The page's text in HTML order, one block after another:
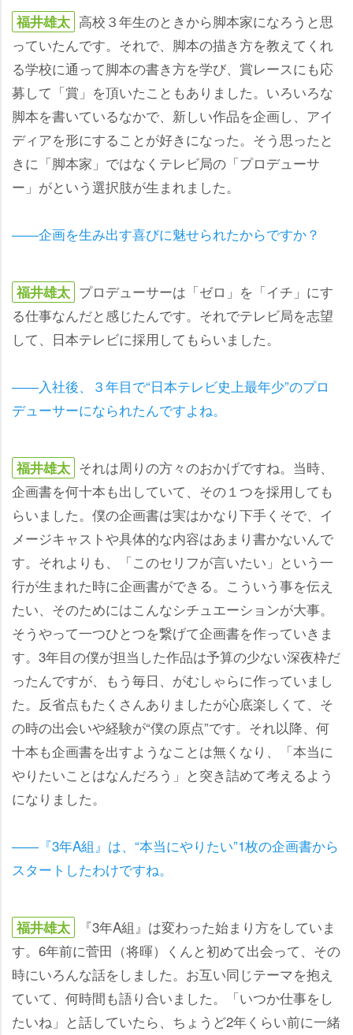
福井雄太 高校３年生のときから脚本家になろうと思
っていたんです。それで、脚本の描き方を教えてくれ
る学校に通って脚本の書き方を学び、賞レースにも応
募して「賞」を頂いたこともありました。いろいろな
脚本を書いているなかで、新しい作品を企画し、アイ
ディアを形にすることが好きになった。そう思ったと
きに「脚本家」ではなくテレビ局の「プロデューサ
ー」がという選択肢が生まれました。
――企画を生み出す喜びに魅せられたからですか？
福井雄太 プロデューサーは「ゼロ」を「イチ」にす
る仕事なんだと感じたんです。それでテレビ局を志望
して、日本テレビに採用してもらいました。
――入社後、３年目で“日本テレビ史上最年少”のプロ
デューサーになられたんですよね。
福井雄太 それは周りの方々のおかげですね。当時、
企画書を何十本も出していて、その１つを採用しても
らいました。僕の企画書は実はかなり下手くそで、イ
メージキャストや具体的な内容はあまり書かないんで
す。それよりも、「このセリフが言いたい」という一
行が生まれた時に企画書ができる。こういう事を伝え
たい、そのためにはこんなシチュエーションが大事。
そうやって一つひとつを繋げて企画書を作っていきま
す。3年目の僕が担当した作品は予算の少ない深夜枠だ
ったんですが、もう毎日、がむしゃらに作っていまし
た。反省点もたくさんありましたが心底楽しくて、そ
の時の出会いや経験が“僕の原点”です。それ以降、何
十本も企画書を出すようなことは無くなり、「本当に
りたいことはなんだろう」と突き詰めて考えるよう
になりました。
――『3年A組』は、“本当にやりたい”1枚の企画書から
スタートしたわけですね。
福井雄太
『3年A組』は変わった始まり方をしていま
す。6年前に菅田（将暉）くんと初めて出会って、その
時にいろんな話をしました。お互い同じテーマを抱え
ていて、何時間も語り合いました。「いつか仕事をし
たいね」と話していたら、ちょうど2年くらい前に一緒